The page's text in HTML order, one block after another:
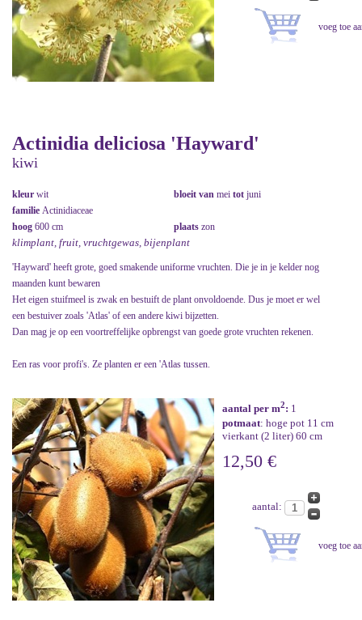
Actinidia deliciosa 'Hayward'
kiwi
kleur wit bloeit van mei tot juni
familie Actinidiaceae
hoog 600 cm plaats zon
klimplant, fruit, vruchtgewas, bijenplant
'Hayward' heeft grote, goed smakende uniforme vruchten. Die je in je kelder nog
maanden kunt bewaren
Het eigen stuifmeel is zwak en bestuift de plant onvoldoende. Dus je moet er wel
een bestuiver zoals 'Atlas' of een andere kiwi bijzetten.
Dan mag je op een voortreffelijke opbrengst van goede grote vruchten rekenen.
Een ras voor profi's. Ze planten er een 'Atlas tussen.
aantal per m2: 1
potmaat: hoge pot 11 cm
vierkant (2 liter) 60 cm
12,50 €
aantal: